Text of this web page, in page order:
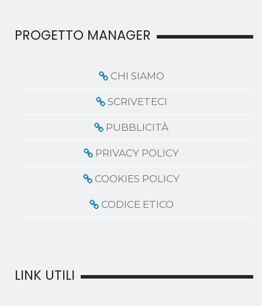
PROGETTO MANAGER
CHI SIAMO
SCRIVETECI
PUBBLICITÀ
PRIVACY POLICY
COOKIES POLICY
CODICE ETICO
LINK UTILI